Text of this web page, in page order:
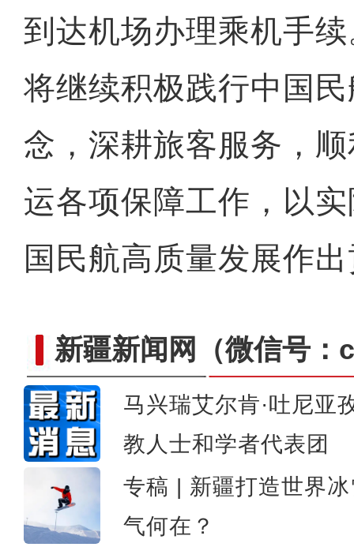
到达机场办理乘机手
将继续积极践行中国民
念，深耕旅客服务，
运各项保障工作，以
国民航高质量发展作
新疆新闻网 （微信号
马兴瑞艾尔肯·吐尼亚
教人士和学者代表团
专稿 | 新疆打造世界
气何在？
新疆乌伦古湖上演